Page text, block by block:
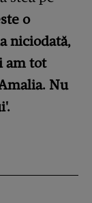
o
niciodată,
am tot
Nu